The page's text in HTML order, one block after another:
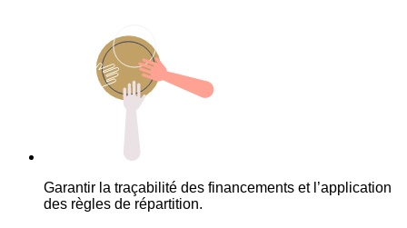
Garantir la traçabilité des financements et l’application
des règles de répartition.